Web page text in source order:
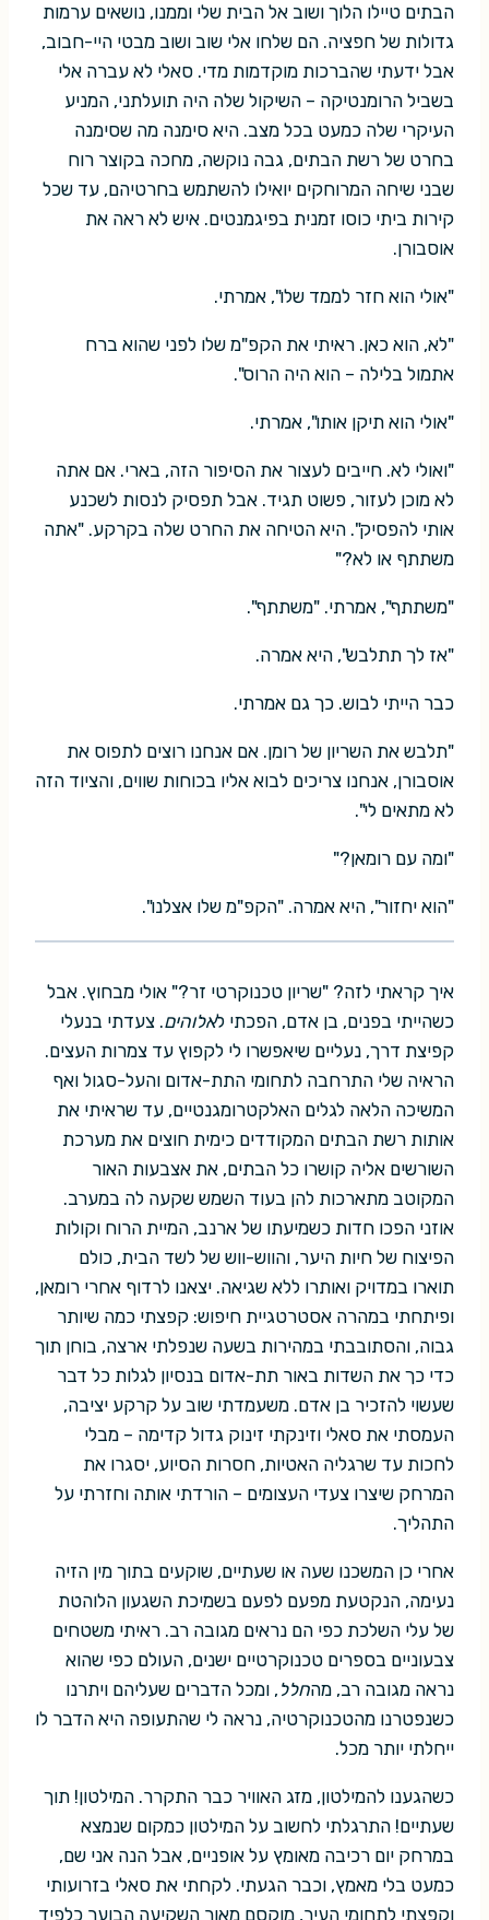
הבתים טיילו הלוך ושוב אל הבית שלי וממנו, נושאים ערמות
גדולות של חפציה. הם שלחו אלי שוב ושוב מבטי היי-חבוב,
אבל ידעתי שהברכות מוקדמות מדי. סאלי לא עברה אלי
בשביל הרומנטיקה – השיקול שלה היה תועלתני, המניע
העיקרי שלה כמעט בכל מצב. היא סימנה מה שסימנה
בחרט של רשת הבתים, גבה נוקשה, מחכה בקוצר רוח
שבני שיחה המרוחקים יואילו להשתמש בחרטיהם, עד שכל
קירות ביתי כוסו זמנית בפיגמנטים. איש לא ראה את
אוסבורן.
"אולי הוא חזר לממד שלו", אמרתי.
"לא, הוא כאן. ראיתי את הקפ"מ שלו לפני שהוא ברח
אתמול בלילה – הוא היה הרוס".
"אולי הוא תיקן אותו", אמרתי.
"ואולי לא. חייבים לעצור את הסיפור הזה, בארי. אם אתה
לא מוכן לעזור, פשוט תגיד. אבל תפסיק לנסות לשכנע
אותי להפסיק". היא הטיחה את החרט שלה בקרקע. "אתה
משתתף או לא?"
"משתתף", אמרתי. "משתתף".
"אז לך תתלבש", היא אמרה.
כבר הייתי לבוש. כך גם אמרתי.
"תלבש את השריון של רומן. אם אנחנו רוצים לתפוס את
אוסבורן, אנחנו צריכים לבוא אליו בכוחות שווים, והציוד הזה
לא מתאים לי".
"ומה עם רומאן?"
"הוא יחזור", היא אמרה. "הקפ"מ שלו אצלנו".
איך קראתי לזה? "שריון טכנוקרטי זר?" אולי מבחוץ. אבל
כשהייתי בפנים, בן אדם, הפכתי לאלוהים. צעדתי בנעלי
קפיצת דרך, נעליים שיאפשרו לי לקפוץ עד צמרות העצים.
הראיה שלי התרחבה לתחומי התת-אדום והעל-סגול ואף
המשיכה הלאה לגלים האלקטרומגנטיים, עד שראיתי את
אותות רשת הבתים המקודדים כימית חוצים את מערכת
השורשים אליה קושרו כל הבתים, את אצבעות האור
המקוטב מתארכות להן בעוד השמש שקעה לה במערב.
אוזני הפכו חדות כשמיעתו של ארנב, המיית הרוח וקולות
הפיצוח של חיות היער, והווש-ווש של לשד הבית, כולם
תוארו במדויק ואותרו ללא שגיאה. יצאנו לרדוף אחרי רומאן,
ופיתחתי במהרה אסטרטגיית חיפוש: קפצתי כמה שיותר
גבוה, והסתובבתי במהירות בשעה שנפלתי ארצה, בוחן תוך
כדי כך את השדות באור תת-אדום בנסיון לגלות כל דבר
שעשוי להזכיר בן אדם. משעמדתי שוב על קרקע יציבה,
העמסתי את סאלי וזינקתי זינוק גדול קדימה – מבלי
לחכות עד שרגליה האטיות, חסרות הסיוע, יסגרו את
המרחק שיצרו צעדי העצומים – הורדתי אותה וחזרתי על
התהליך.
אחרי כן המשכנו שעה או שעתיים, שוקעים בתוך מין הזיה
נעימה, הנקטעת מפעם לפעם בשמיכת השגעון הלוהטת
של עלי השלכת כפי הם נראים מגובה רב. ראיתי משטחים
צבעוניים בספרים טכנוקרטיים ישנים, העולם כפי שהוא
נראה מגובה רב, מהחלל , ומכל הדברים שעליהם ויתרנו
כשנפטרנו מהטכנוקרטיה, נראה לי שהתעופה היא הדבר לו
ייחלתי יותר מכל.
כשהגענו להמילטון, מזג האוויר כבר התקרר. המילטון! תוך
שעתיים! התרגלתי לחשוב על המילטון כמקום שנמצא
במרחק יום רכיבה מאומץ על אופניים, אבל הנה אני שם,
כמעט בלי מאמץ, וכבר הגעתי. לקחתי את סאלי בזרועותי
וקפצתי לתחומי העיר, מוקסם מאור השקיעה הבוער כלפיד